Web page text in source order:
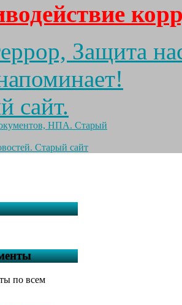
Защита
сайт.
НПА. Старый
Старый сайт
по всем